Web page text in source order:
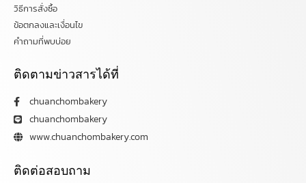
วิธีการสั่งซื้อ
ข้อตกลงและเงื่อนไข
คำถามที่พบบ่อย
ติดตามข่าวสารได้ที่
chuanchombakery
chuanchombakery
www.chuanchombakery.com
ติดต่อสอบถาม